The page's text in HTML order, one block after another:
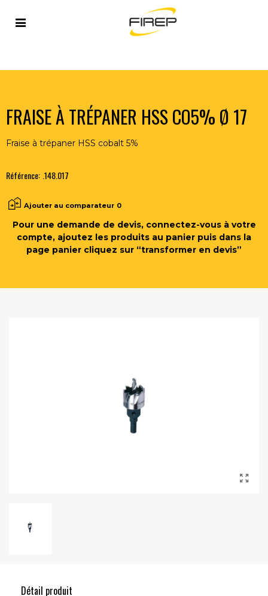
Accueil OUTILLAGE DU SOUDEUR >
FRAISE À TRÉPANER HSS CO5% Ø 17
FRAISE À TRÉPANER HSS CO5% Ø 17
Fraise à trépaner HSS cobalt 5%
Référence: .148.017
Ajouter au comparateur 0
Pour une demande de devis, connectez-vous à votre
compte, ajoutez les produits au panier puis dans la
page panier cliquez sur “transformer en devis”
Détail produit